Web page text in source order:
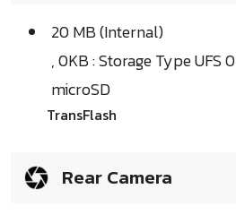
20 MB (Internal)
, 0KB : Storage Type UFS 0
microSD
TransFlash
Rear Camera